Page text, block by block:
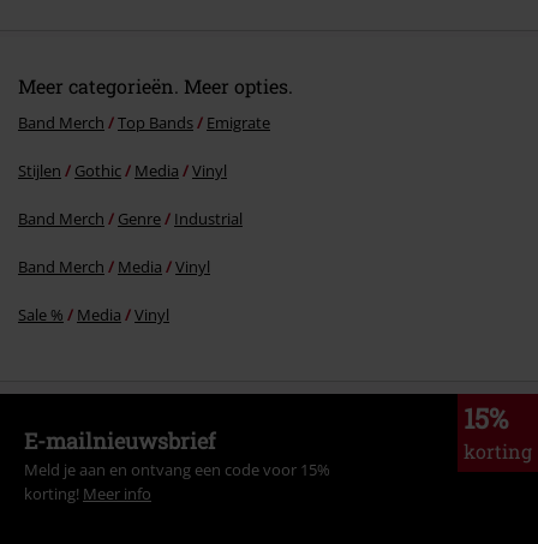
Meer categorieën. Meer opties.
Band Merch Top Bands Emigrate
Stijlen Gothic Media Vinyl
Band Merch Genre Industrial
Band Merch Media Vinyl
Sale % Media Vinyl
15%
korting
E-mailnieuwsbrief
Meld je aan en ontvang een code voor 15%
korting! Meer info